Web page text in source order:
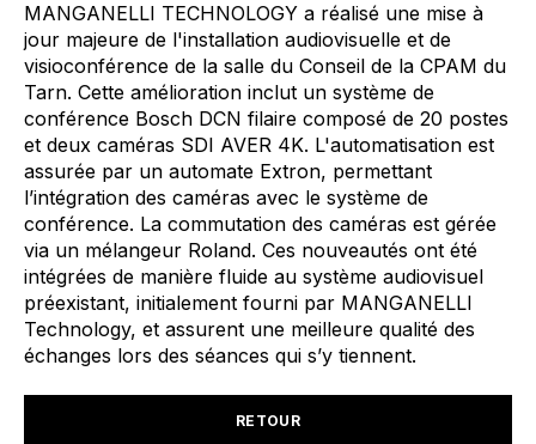
MANGANELLI TECHNOLOGY a réalisé une mise à
jour majeure de l'installation audiovisuelle et de
visioconférence de la salle du Conseil de la CPAM du
Tarn. Cette amélioration inclut un système de
conférence Bosch DCN filaire composé de 20 postes
et deux caméras SDI AVER 4K. L'automatisation est
assurée par un automate Extron, permettant
l’intégration des caméras avec le système de
conférence. La commutation des caméras est gérée
via un mélangeur Roland. Ces nouveautés ont été
intégrées de manière fluide au système audiovisuel
préexistant, initialement fourni par MANGANELLI
Technology, et assurent une meilleure qualité des
échanges lors des séances qui s’y tiennent.
RETOUR